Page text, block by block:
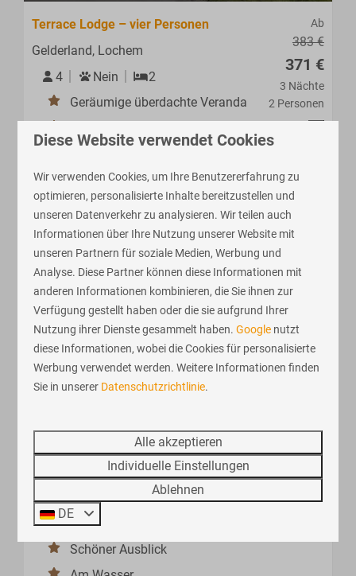
Ab
383 €
371 €
3 Nächte
2 Personen
Terrace Lodge – vier Personen
Gelderland, Lochem
4
Nein
2
Geräumige überdachte Veranda
Ansehen
2 Personen
Gelderland, Lochem
4
Nein
2
Finnische Sauna
Schöner Ausblick
Diese Website verwendet Cookies
Wir verwenden Cookies, um Ihre Benutzererfahrung zu
optimieren, personalisierte Inhalte bereitzustellen und
unseren Datenverkehr zu analysieren. Wir teilen auch
Informationen über Ihre Nutzung unserer Website mit
unseren Partnern für soziale Medien, Werbung und
Analyse. Diese Partner können diese Informationen mit
anderen Informationen kombinieren, die Sie ihnen zur
Verfügung gestellt haben oder die sie aufgrund Ihrer
Nutzung ihrer Dienste gesammelt haben.Google nutzt
diese Informationen, wobei die Cookies für personalisierte
Werbung verwendet werden. Weitere Informationen finden
Sie in unserer Datenschutzrichtlinie.
Alle akzeptieren
Individuelle Einstellungen
Ablehnen
DE